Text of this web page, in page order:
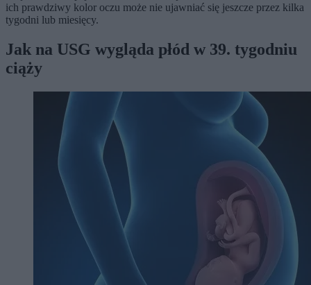
ich prawdziwy kolor oczu może nie ujawniać się jeszcze przez kilka
tygodni lub miesięcy.
Jak na USG wygląda płód w 39. tygodniu
ciąży